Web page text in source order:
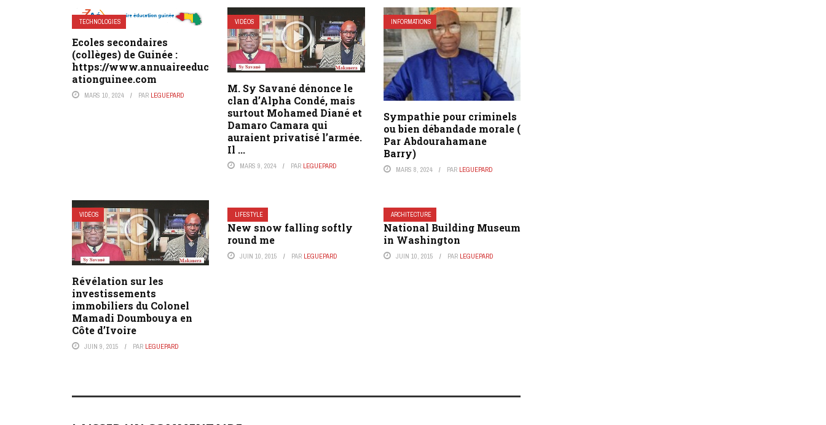
TECHNOLOGIES
Ecoles secondaires
(collèges) de Guinée :
https://www.annuaireeduc
ationguinee.com
MARS 10, 2024 PAR LEGUEPARD
VIDÉOS
M. Sy Savané dénonce le
clan d’Alpha Condé, mais
surtout Mohamed Diané et
Damaro Camara qui
auraient privatisé l’armée.
Il ...
MARS 9, 2024 PAR LEGUEPARD
INFORMATIONS
Sympathie pour criminels
ou bien débandade morale (
Par Abdourahamane
Barry)
MARS 8, 2024 PAR LEGUEPARD
VIDÉOS
Révélation sur les
investissements
immobiliers du Colonel
Mamadi Doumbouya en
Côte d’Ivoire
JUIN 9, 2015 PAR LEGUEPARD
LIFESTYLE
New snow falling softly
round me
JUIN 10, 2015 PAR LEGUEPARD
ARCHITECTURE
National Building Museum
in Washington
JUIN 10, 2015 PAR LEGUEPARD